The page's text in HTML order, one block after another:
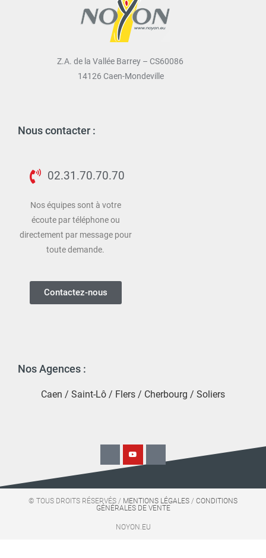
Z.A. de la Vallée Barrey – CS60086
14126 Caen-Mondeville
Nous contacter :
02.31.70.70.70
Nos équipes sont à votre
écoute par téléphone ou
directement par message pour
toute demande.
Contactez-nous
Nos Agences :
Caen / Saint-Lô / Flers / Cherbourg / Soliers
© TOUS DROITS RÉSERVÉS / MENTIONS LÉGALES / CONDITIONS
GÉNÉRALES DE VENTE
NOYON.EU